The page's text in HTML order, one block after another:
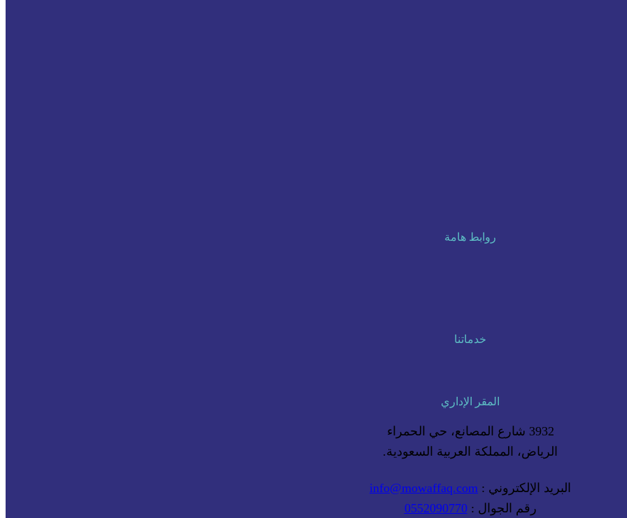
روابط هامة
خدماتنا
المقر الإداري
3932 شارع المصانع، حي الحمراء
الرياض، المملكة العربية السعودية.
البريد الإلكتروني : info@mowaffaq.com
رقم الجوال :0552090770